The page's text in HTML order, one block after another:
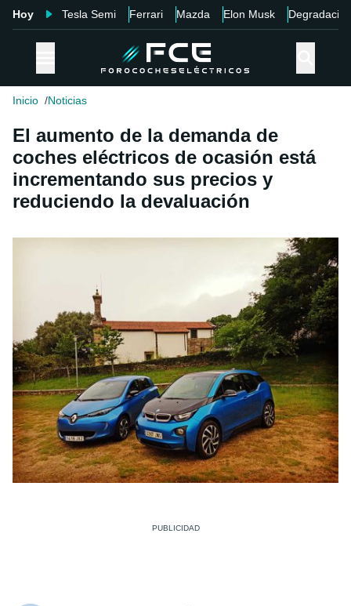
Hoy Tesla Semi Ferrari Mazda Elon Musk Degradación
Inicio Noticias
El aumento de la demanda de
coches eléctricos de ocasión está
incrementando sus precios y
reduciendo la devaluación